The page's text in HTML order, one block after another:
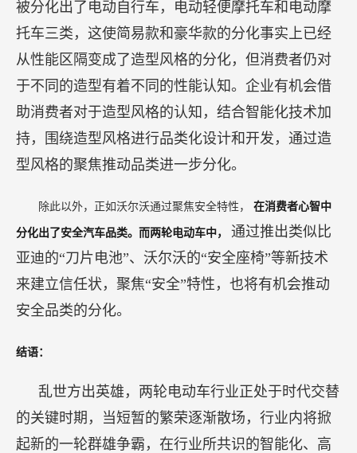
被分化出了电动自行车，电动轻便摩托车和电动摩
托车三类，这使简易款和豪华款的分化事实上已经
从性能区隔变成了造型风格的分化，但消费者仍对
于不同的造型有着不同的性能认知。企业有机会借
助消费者对于造型风格的认知，结合智能化技术加
持，围绕造型风格进行品类化设计和开发，通过造
型风格的聚焦推动品类进一步分化。
除此以外，正如沃尔沃通过聚焦安全特性， 在消费者心智中
分化出了安全汽车品类。而两轮电动车中， 通过推出类似比
亚迪的“刀片电池”、沃尔沃的“安全座椅”等新技术
来建立信任状，聚焦“安全”特性，也将有机会推动
安全品类的分化。
结语：
乱世方出英雄，两轮电动车行业正处于时代交替
的关键时期，当短暂的繁荣逐渐散场，行业内将掀
起新的一轮群雄争霸，在行业所共识的智能化、高